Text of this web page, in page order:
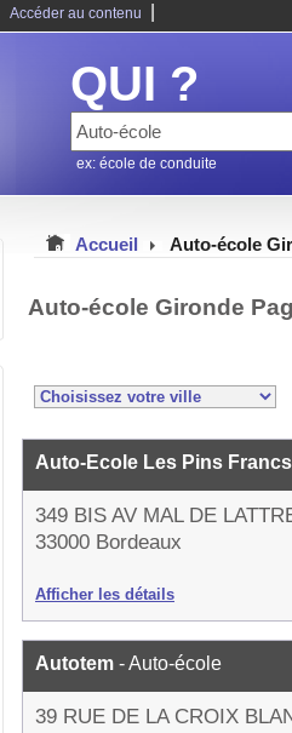
Accéder au contenu
QUI ?
ex: école de conduite
Accueil Auto-école
Auto-école Gironde
Auto-Ecole Les Pins
349 BIS AV MAL DE
33000 Bordeaux
Afficher les détails
Autotem - Auto-école
39 RUE DE LA CROIX